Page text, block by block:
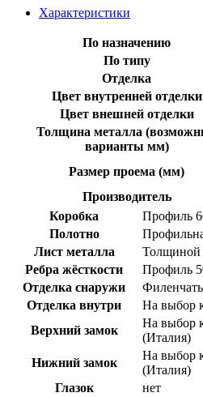
Характеристики
По назначению
По типу
Отделка
Цвет внутренней отделки
Цвет внешней отделки
Толщина металла
варианты мм)
Размер проема (мм)
Производитель
Коробка
Профиль
Полотно
Лист металла
Толщиной
Ребра жёсткости
Профиль
Отделка снаружи
Отделка внутри
На выбор
Верхний замок
На выбор
(Италия)
Нижний замок
На выбор
(Италия)
Глазок
нет